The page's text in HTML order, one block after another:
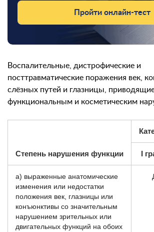
Пройти онлайн-тест
Воспалительные, дистрофические и
посттравматические поражения век,
слёзных путей и глазницы,
функциональным и косметическим
Степень нарушения функции I
а) выраженные анатомические
изменения или недостатки
положения век, глазницы или
конъюнктивы со значительным
нарушением зрительных или
двигательных функций на обоих